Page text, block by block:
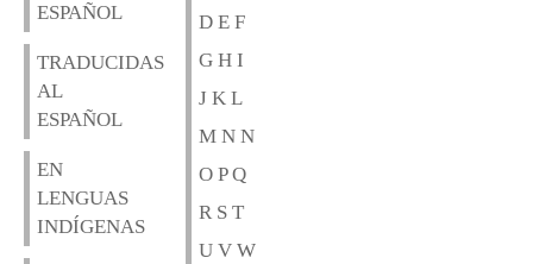
ESPAÑOL
TRADUCIDAS
AL
ESPAÑOL
EN
LENGUAS
INDÍGENAS
D E F
G H I
J K L
M N N
O P Q
R S T
U V W